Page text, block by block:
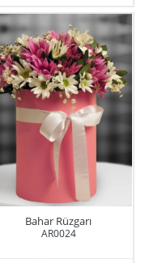
Bahar Rüzgarı
AR0024